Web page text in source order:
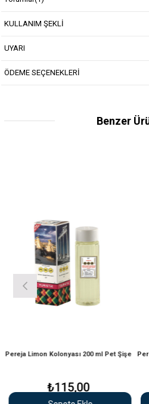
KULLANIM ŞEKLİ
UYARI
ÖDEME SEÇENEKLERİ
Benzer
Pereja Limon Kolonyası 200 ml Pet Şişe
₺115,00